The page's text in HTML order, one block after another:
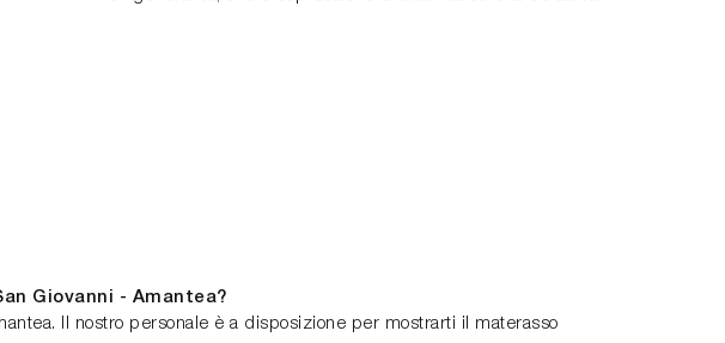
Giovanni - Amantea?
Il nostro personale è a disposizione per mostrarti il materasso